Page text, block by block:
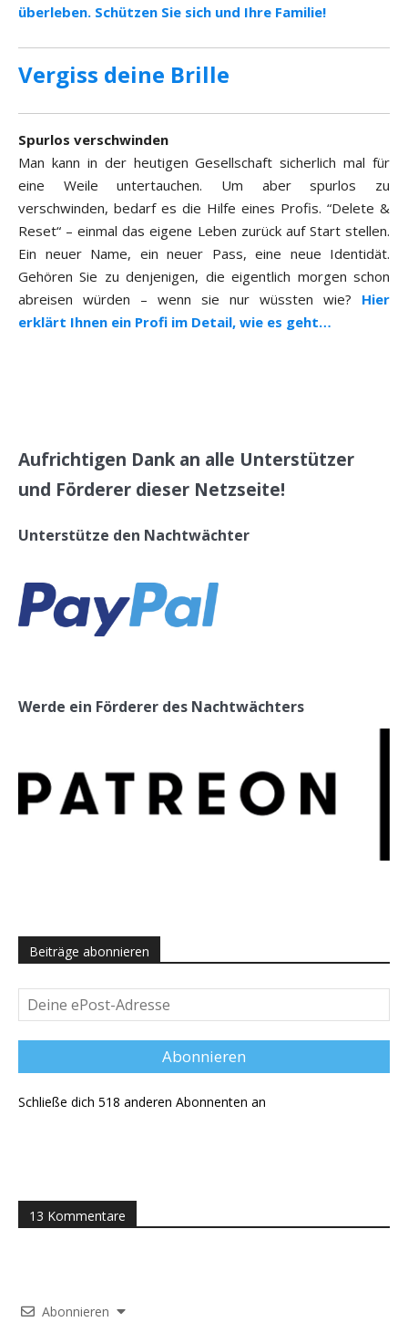
überleben. Schützen Sie sich und Ihre Familie!
Vergiss deine Brille
Spurlos verschwinden
Man kann in der heutigen Gesellschaft sicherlich mal für
eine Weile untertauchen. Um aber spurlos zu
verschwinden, bedarf es die Hilfe eines Profis. “Delete &
Reset“ – einmal das eigene Leben zurück auf Start stellen.
Ein neuer Name, ein neuer Pass, eine neue Identidät.
Gehören Sie zu denjenigen, die eigentlich morgen schon
abreisen würden – wenn sie nur wüssten wie? Hier
erklärt Ihnen ein Profi im Detail, wie es geht…
Aufrichtigen Dank an alle Unterstützer
und Förderer dieser Netzseite!
Unterstütze den Nachtwächter
Werde ein Förderer des Nachtwächters
Beiträge abonnieren
Deine
ePost-
Adresse
Abonnieren
Schließe dich 518 anderen Abonnenten an
13 Kommentare
Abonnieren